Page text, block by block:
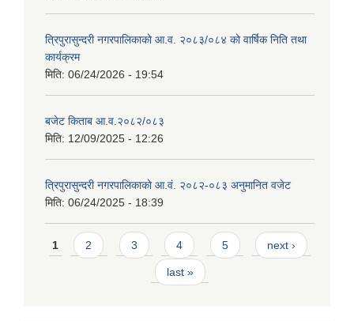
त्रिपुरासुन्दरी नगरपालिकाको आ.व. २०८३/०८४ को वार्षिक निति तथा
कार्यक्रम
मिति: 06/24/2026 - 19:54
बजेट किताब आ.व.२०८२/०८३
मिति: 12/09/2025 - 12:26
त्रिपुरासुन्दरी नगरपालिकाको आ.वं. २०८२-०८३ अनुमानित वजेट
मिति: 06/24/2025 - 18:39
Pages
1 2 3 4 5 next ›
last »